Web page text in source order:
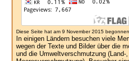
Diese Seite hat am 9 November 2015
In einigen Ländern besuchen viele
wegen der Texte und Bilder über die
und die Umweltverschmutzung (Land-